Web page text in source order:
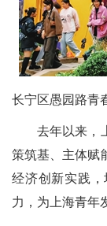
长宁区愚园路青
去年以来，上
策筑基、主体赋
经济创新实践
力，为上海青年